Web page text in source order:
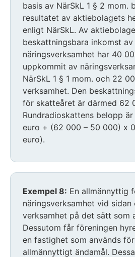
basis av NärSkL 1 § 2 mom.
resultatet av aktiebolagets
enligt NärSkL. Av
beskattningsbara inkomst av
näringsverksamhet har 40
uppkommit av
NärSkL 1 § 1 mom. och 22
verksamhet. Den
för skatteåret är därmed 62
Rundradioskattens belopp är
euro + (62 000 – 50 000) x
euro).
Exempel 8: En allmännyttig
näringsverksamhet vid
verksamhet på det sätt som
Dessutom får föreningen
en fastighet som används
allmännyttigt ändamål.